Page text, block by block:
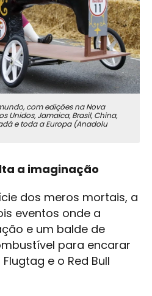
com edições na Nova
Unidos, Jamaica, Brasil, China,
e toda a Europa (Anadolu
a imaginação
dos meros mortais, a
eventos onde a
e um balde de
para encarar
e o Red Bull